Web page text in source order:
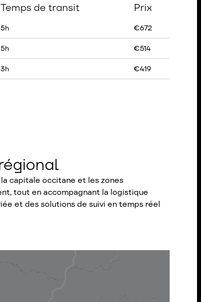
Temps de transit Prix
5h €672
5h €514
3h €419
capitale occitane et les zones
tout en accompagnant la logistique
et des solutions de suivi en temps réel